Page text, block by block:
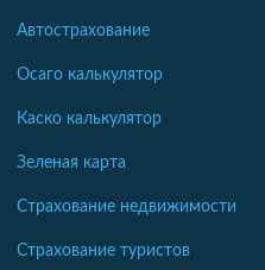
Автострахование
Осаго калькулятор
Каско калькулятор
Зеленая карта
Страхование недвижимости
Страхование туристов